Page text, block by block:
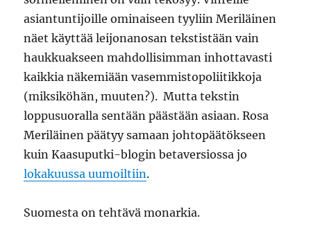
asiantuntijoille ominaiseen tyyliin Meriläinen
näet käyttää leijonanosan tekstistään vain
haukkuakseen mahdollisimman inhottavasti
kaikkia näkemiään vasemmistopoliitikkoja
(miksiköhän, muuten?). Mutta tekstin
loppusuoralla sentään päästään asiaan. Rosa
Meriläinen päätyy samaan johtopäätökseen
kuin Kaasuputki-blogin betaversiossa jo
lokakuussa uumoiltiin.
Suomesta on tehtävä monarkia.